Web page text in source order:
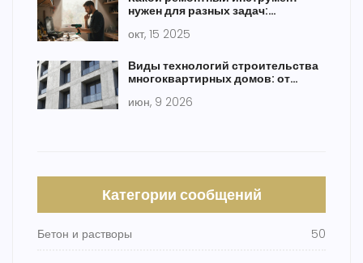
нужен для разных задач:
окт, 15 2025
Виды технологий строительства
многоквартирных домов: от
июн, 9 2026
Категории сообщений
Бетон и растворы 50